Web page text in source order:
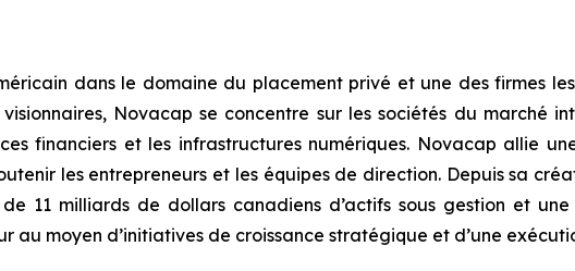
dans le domaine du placement privé et une des firmes
visionnaires, Novacap se concentre sur les sociétés du marché
financiers et les infrastructures numériques. Novacap allie
les entrepreneurs et les équipes de direction. Depuis sa
11 milliards de dollars canadiens d’actifs sous gestion et
au moyen d’initiatives de croissance stratégique et d’une